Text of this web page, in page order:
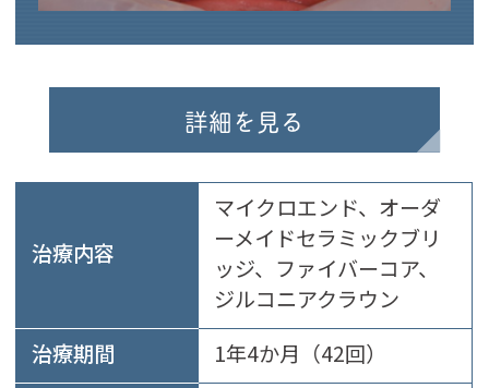
詳細を見る
治療内容
マイクロエンド、オーダ
ーメイドセラミックブリ
ッジ、ファイバーコア、
ジルコニアクラウン
治療期間
1年4か月（42回）